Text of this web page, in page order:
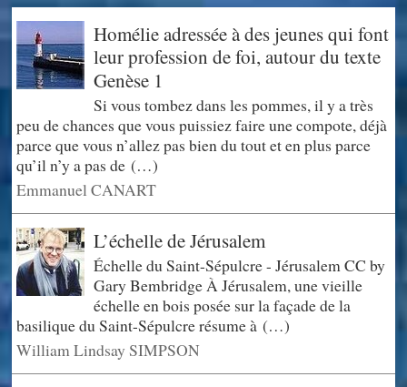
Homélie adressée à des jeunes qui font
leur profession de foi, autour du texte
Genèse 1
Si vous tombez dans les pommes, il y a très
peu de chances que vous puissiez faire une compote, déjà
parce que vous n’allez pas bien du tout et en plus parce
qu’il n’y a pas de (…)
Emmanuel CANART
L’échelle de Jérusalem
Échelle du Saint-Sépulcre - Jérusalem CC by
Gary Bembridge À Jérusalem, une vieille
échelle en bois posée sur la façade de la
basilique du Saint-Sépulcre résume à (…)
William Lindsay SIMPSON